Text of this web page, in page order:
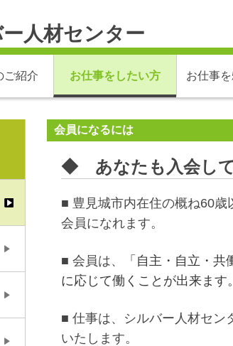
人材センター
ご紹介 お仕事をしたい方 お仕事
会員になるには
◆ あなたも入会し
■ 豊見城市内在住の概ね60歳
会員になれます。
■ 会員は、
「自主・自立・
に応じて働くことが出来ます。
■ 仕事は、シルバー人材セン
いたします。